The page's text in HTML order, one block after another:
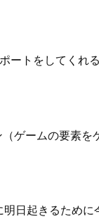
ートをしてくれ
ゲームの要素を
日起きるために